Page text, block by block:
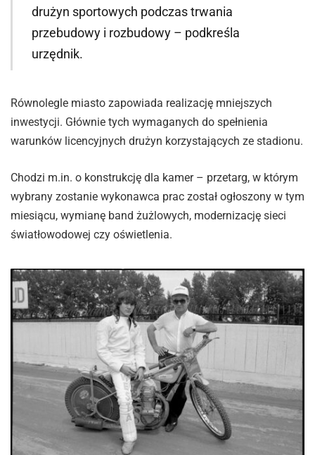
drużyn sportowych podczas trwania
przebudowy i rozbudowy – podkreśla
urzędnik.
Równolegle miasto zapowiada realizację mniejszych
inwestycji. Głównie tych wymaganych do spełnienia
warunków licencyjnych drużyn korzystających ze stadionu.
Chodzi m.in. o konstrukcję dla kamer – przetarg, w którym
wybrany zostanie wykonawca prac został ogłoszony w tym
miesiącu, wymianę band żużlowych, modernizację sieci
światłowodowej czy oświetlenia.